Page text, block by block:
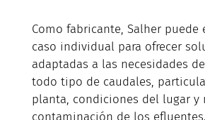
Como fabricante, Salher puede
caso individual para ofrecer
adaptadas a las necesidades
todo tipo de caudales,
planta, condiciones del lugar y